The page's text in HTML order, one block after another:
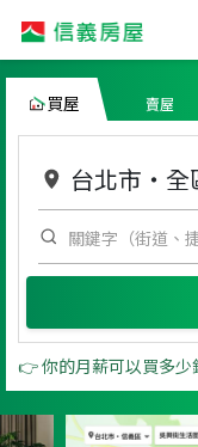
買屋 賣屋
台北市 ・ 全
👉 你的月薪可以買多少